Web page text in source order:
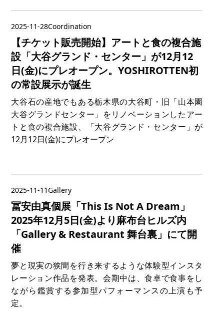
2025-11-28Coordination
【チケット販売開始】アートと食の複合施
設「大谷グランド・センター」が12月12
日(金)にプレオープン。YOSHIROTTEN初
の常設展示が誕生
大谷石の産地でもある栃木県の大谷町・旧「山本園
大谷グランドセンター」をリノベーションしたアー
トと食の複合施設、「大谷グランド・センター」が
12月12日(金)にプレオープン
2025-11-11Gallery
冨安由真個展「This Is Not A Dream」
2025年12月5日(金)より麻布台ヒルズ内
「Gallery & Restaurant 舞台裏」にて開
催
夢と現実の狭間を行き来するような体験型インスタ
レーション作品を発表。会期中は、食卓で食事をし
ながら鑑賞する参加型パフォーマンスの上演も予
定。